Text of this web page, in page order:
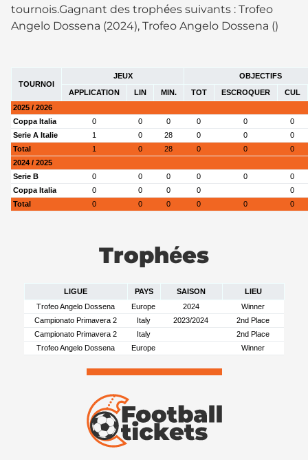
tournois.Gagnant des trophées suivants : Trofeo
Angelo Dossena (2024), Trofeo Angelo Dossena ()
TOURNOI
JEUX
OBJECTIFS
APPLICATION
LIN MIN. TOT ESCROQUER
CUL
2025 / 2026
Coppa Italia
0 0 0 0 0
0
Serie A Italie
1 0 28 0 0
0
Total
1 0 28 0 0
0
2024 / 2025
Serie B
0 0 0 0 0
0
Coppa Italia
0 0 0 0
0
Total
0 0 0 0 0 0
Trophées
LIGUE PAYS SAISON
LIEU
Trofeo Angelo Dossena
Europe 2024
Winner
Campionato Primavera 2
Italy 2023/2024
2nd Place
Campionato Primavera 2
Italy
2nd Place
Trofeo Angelo Dossena
Europe Winner